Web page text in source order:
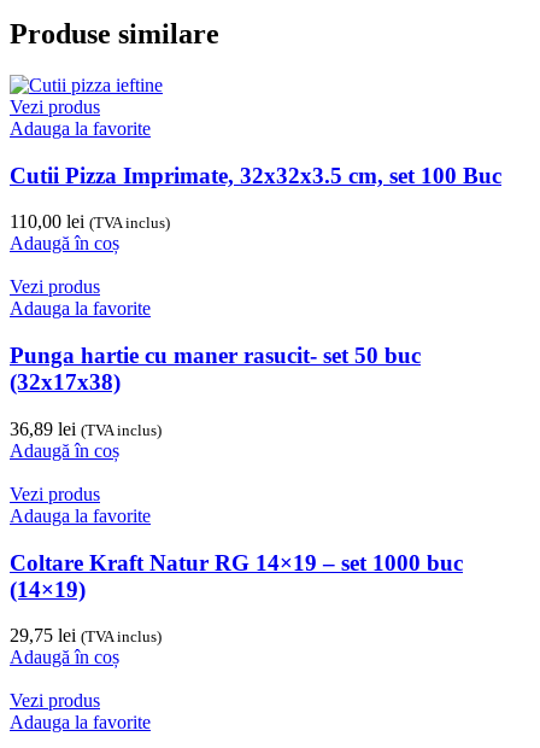
Produse similare
Vezi produs
Adauga la favorite
Cutii Pizza Imprimate, 32x32x3.5 cm, set 100 Buc
110,00 lei (TVA inclus)
Adaugă în coș
Vezi produs
Adauga la favorite
Punga hartie cu maner rasucit- set 50 buc
(32x17x38)
36,89 lei (TVA inclus)
Adaugă în coș
Vezi produs
Adauga la favorite
Coltare Kraft Natur RG 14×19 – set 1000 buc
(14×19)
29,75 lei (TVA inclus)
Adaugă în coș
Vezi produs
Adauga la favorite